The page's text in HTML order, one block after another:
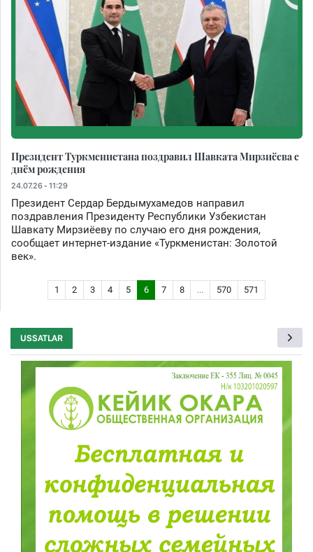
Президент Туркменистана поздравил Шавката Мирзиёева с
днём рождения
24.07.26 - 11:29
Президент Сердар Бердымухамедов направил
поздравления Президенту Республики Узбекистан
Шавкату Мирзиёеву по случаю его дня рождения,
сообщает интернет-издание «Туркменистан: Золотой
век».
1 2 3 4 5 6 7 8 ... 570 571
USSATLAR